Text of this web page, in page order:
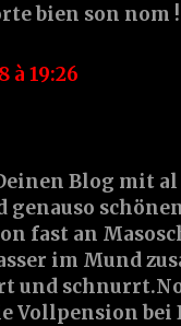
bien son nom !
à 19:26
Blog mit
genauso
fast an
im Mund
und
Vollpension bei